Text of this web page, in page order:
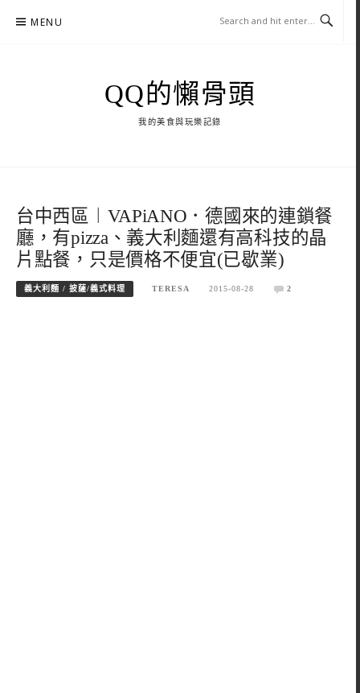
MENU
QQ的懶骨頭
我的美食與玩樂記錄
台中西區︱VAPiANO．德國來的連鎖餐
廳，有pizza、義大利麵還有高科技的晶
片點餐，只是價格不便宜(已歇業)
義大利麵 / 披薩/義式料理 TERESA 2015-08-28 2